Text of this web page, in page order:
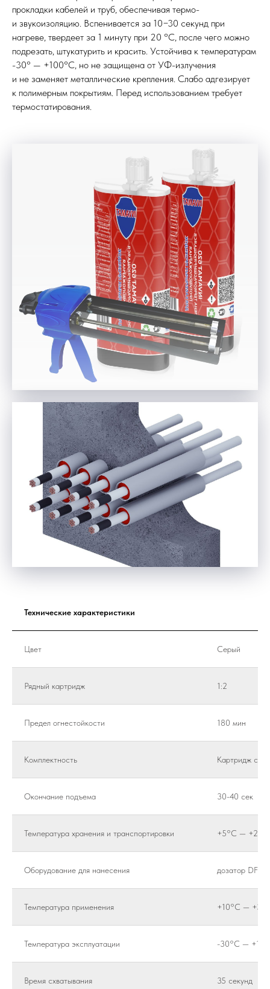
прокладки кабелей и труб, обеспечивая термо-
и звукоизоляцию. Вспенивается за 10−30 секунд при
нагреве, твердеет за 1 минуту при 20 °C, после чего можно
подрезать, штукатурить и красить. Устойчива к температурам
-30° — +100°C, но не защищена от УФ-излучения
и не заменяет металлические крепления. Слабо адгезирует
к полимерным покрытиям. Перед использованием требует
термостатирования.
Технические характеристики
Цвет Серый
Рядный картридж 1:2
Предел огнестойкости 180 мин
Комплектность Картридж с
Окончание подъема 30-40 сек
Температура хранения и транспортировки +5°C —
Оборудование для нанесения дозатор DF-
Температура применения +10°C —
Температура эксплуатации -30°C —
Время схватывания 35 секунд